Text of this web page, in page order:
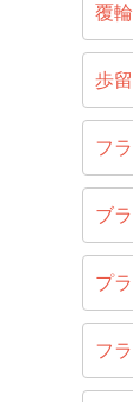
覆
歩
フ
ブ
プ
フ